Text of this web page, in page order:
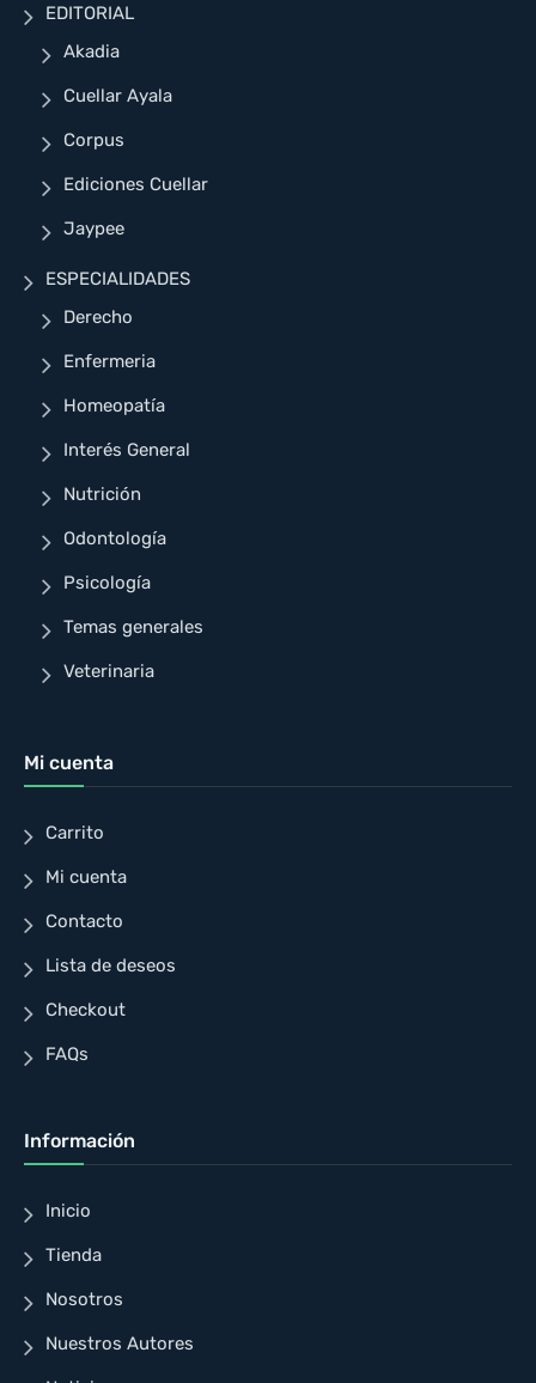
EDITORIAL
Akadia
Cuellar Ayala
Corpus
Ediciones Cuellar
Jaypee
ESPECIALIDADES
Derecho
Enfermeria
Homeopatía
Interés General
Nutrición
Odontología
Psicología
Temas generales
Veterinaria
Mi cuenta
Carrito
Mi cuenta
Contacto
Lista de deseos
Checkout
FAQs
Información
Inicio
Tienda
Nosotros
Nuestros Autores